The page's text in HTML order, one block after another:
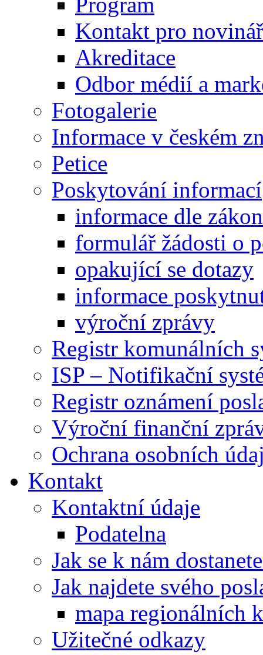
Kontakt pro
Akreditace
Odbor médií a
Fotogalerie
Informace v českém
Petice
Poskytování informací
informace dle
formulář žádosti o
opakující se dotazy
informace
výroční zprávy
Registr komunálních
ISP – Notifikační
Registr oznámení
Výroční finanční
Ochrana osobních
Kontakt
Kontaktní údaje
Podatelna
Jak se k nám
Jak najdete svého
mapa regionálních
Užitečné odkazy